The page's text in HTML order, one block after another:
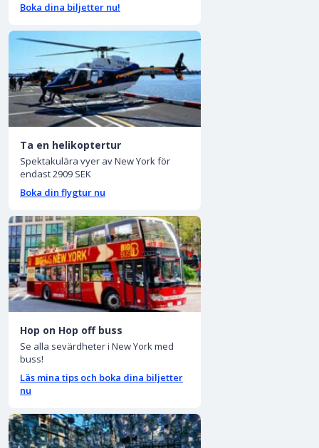
Boka dina biljetter nu!
Ta en helikoptertur
Spektakulära vyer av New York för
endast 2909 SEK
Boka din flygtur nu
Hop on Hop off buss
Se alla sevärdheter i New York med
buss!
Läs mina tips och boka dina biljetter
nu